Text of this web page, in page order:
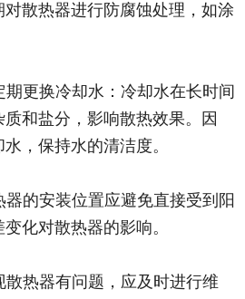
散热器进行防腐蚀处理，如涂
更换冷却水：冷却水在长时间
和盐分，影响散热效果。因
，保持水的清洁度。
的安装位置应避免直接受到阳
化对散热器的影响。
热器有问题，应及时进行维